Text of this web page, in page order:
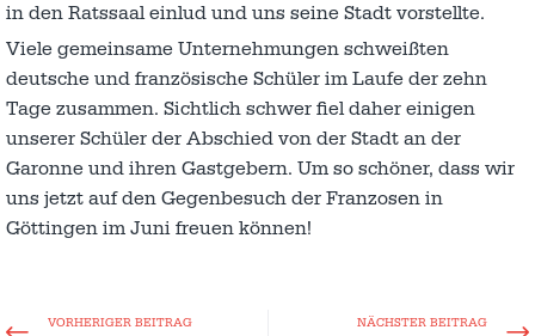
in den Ratssaal einlud und uns seine Stadt vorstellte.
Viele gemeinsame Unternehmungen schweißten
deutsche und französische Schüler im Laufe der zehn
Tage zusammen. Sichtlich schwer fiel daher einigen
unserer Schüler der Abschied von der Stadt an der
Garonne und ihren Gastgebern. Um so schöner, dass wir
uns jetzt auf den Gegenbesuch der Franzosen in
Göttingen im Juni freuen können!
VORHERIGER BEITRAG NÄCHSTER BEITRAG